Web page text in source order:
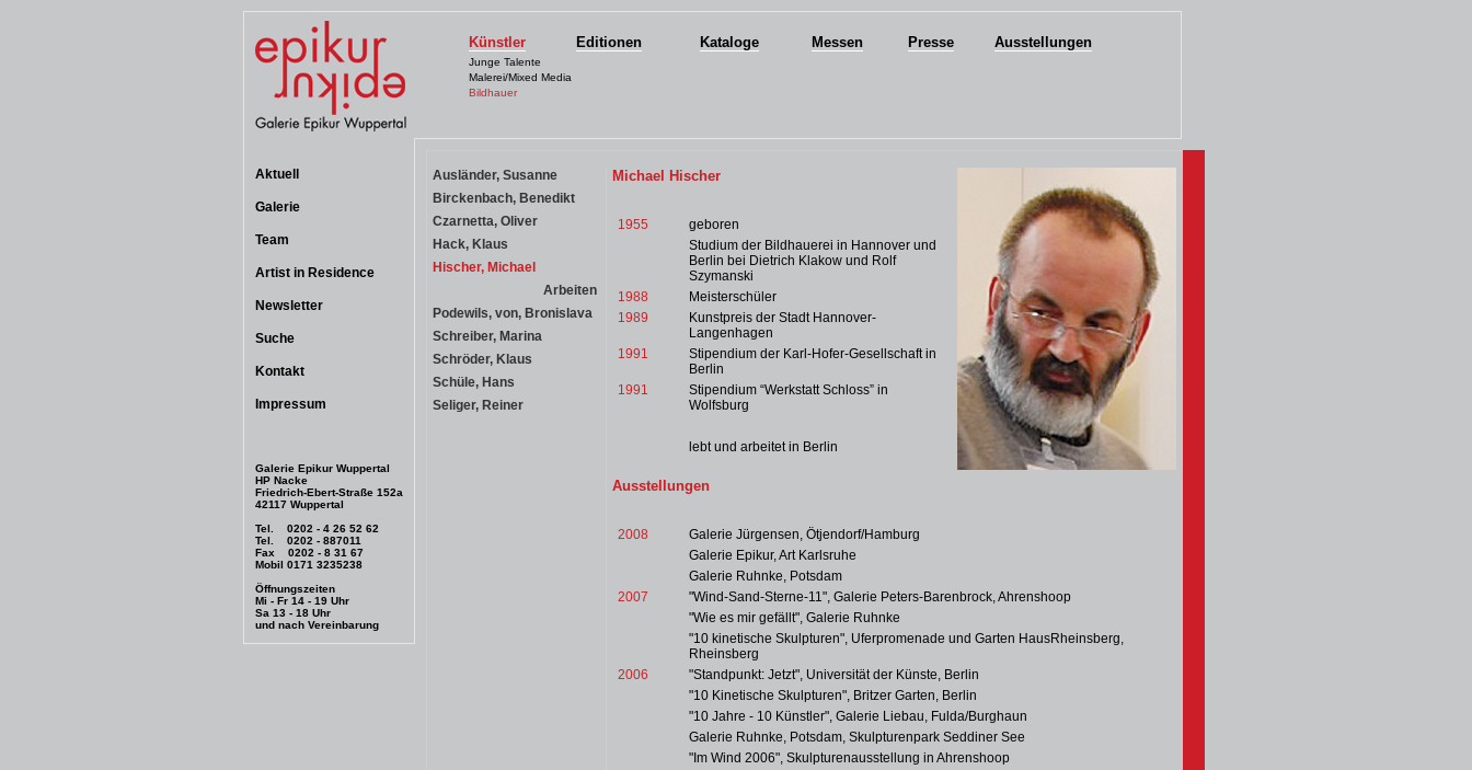
Junge Talente
Malerei/Mixed Media
Bildhauer
Künstler Editionen Kataloge Messen Presse Ausstellungen
Aktuell
Galerie
Team
Artist in Residence
Newsletter
Suche
Kontakt
Impressum
Galerie Epikur Wuppertal
HP Nacke
Friedrich-Ebert-Straße 152a
42117 Wuppertal
Tel. 0202 - 4 26 52 62
Tel. 0202 - 887011
Fax 0202 - 8 31 67
Mobil 0171 3235238
Öffnungszeiten
Mi - Fr 14 - 19 Uhr
Sa 13 - 18 Uhr
und nach Vereinbarung
Ausländer, Susanne
Birckenbach, Benedikt
Czarnetta, Oliver
Hack, Klaus
Hischer, Michael
Arbeiten
Podewils, von, Bronislava
Schreiber, Marina
Schröder, Klaus
Schüle, Hans
Seliger, Reiner
Michael Hischer
1955
geboren
Studium der Bildhauerei in Hannover und
Berlin bei Dietrich Klakow und Rolf
Szymanski
1988
Meisterschüler
1989
Kunstpreis der Stadt Hannover-
Langenhagen
1991
Stipendium der Karl-Hofer-Gesellschaft in
Berlin
1991
Stipendium “Werkstatt Schloss” in
Wolfsburg
lebt und arbeitet in Berlin
Ausstellungen
2008
Galerie Jürgensen, Ötjendorf/Hamburg
Galerie Epikur, Art Karlsruhe
Galerie Ruhnke, Potsdam
2007
"Wind-Sand-Sterne-11", Galerie Peters-Barenbrock, Ahrenshoop
"Wie es mir gefällt", Galerie Ruhnke
"10 kinetische Skulpturen", Uferpromenade und Garten HausRheinsberg,
Rheinsberg
2006
"Standpunkt: Jetzt", Universität der Künste, Berlin
"10 Kinetische Skulpturen", Britzer Garten, Berlin
"10 Jahre - 10 Künstler", Galerie Liebau, Fulda/Burghaun
Galerie Ruhnke, Potsdam, Skulpturenpark Seddiner See
"Im Wind 2006", Skulpturenausstellung in Ahrenshoop